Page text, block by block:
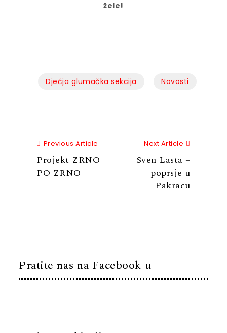
žele!
Dječja glumačka sekcija Novosti
Previous Article Previous Article
Projekt ZRNO
PO ZRNO
Next Article
Sven Lasta –
poprsje u
Pakracu
Pratite nas na Facebook-u